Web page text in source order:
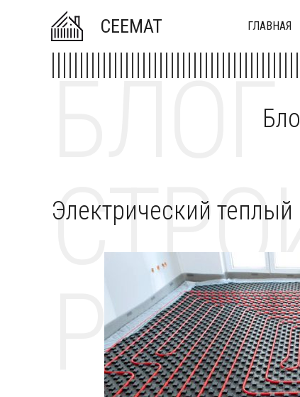
CEEMAT ГЛАВНАЯ
БЛОГ
Электрический